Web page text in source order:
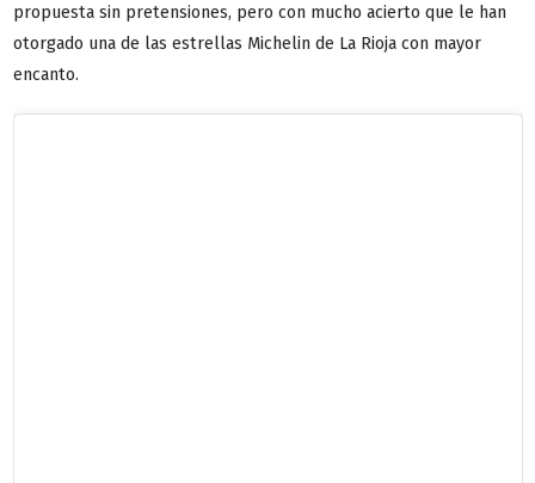
propuesta sin pretensiones, pero con mucho acierto que le han
otorgado una de las estrellas Michelin de La Rioja con mayor
encanto.